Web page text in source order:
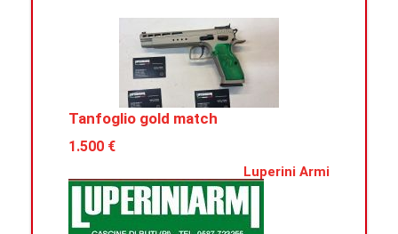
Tanfoglio gold match
1.500 €
Luperini Armi